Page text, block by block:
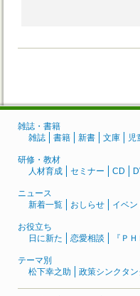
雑誌・書籍
雑誌
書籍 新書 文庫 児
研修・教材
人材育成
セミナー CD
ニュース
新着一覧
おしらせ イベン
お役立ち
日に新た
恋愛相談 『Ｐ
テーマ別
松下幸之助
政策シンクタ